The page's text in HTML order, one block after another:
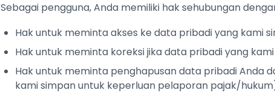
Sebagai pengguna, Anda memiliki hak sehubungan
Hak untuk meminta akses ke data pribadi yang kami
Hak untuk meminta koreksi jika data pribadi yang
Hak untuk meminta penghapusan data pribadi Anda
kami simpan untuk keperluan pelaporan pajak/